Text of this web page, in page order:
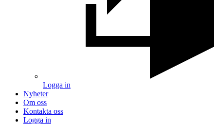
Logga in
Nyheter
Om oss
Kontakta oss
Logga in